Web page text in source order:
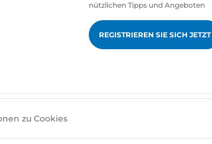
nützlichen Tipps und Angeboten
REGISTRIEREN SIE SICH JETZT
zu Cookies